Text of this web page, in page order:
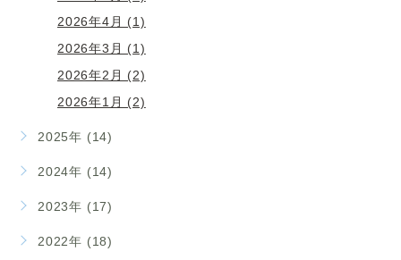
2026年4月 (1)
2026年3月 (1)
2026年2月 (2)
2026年1月 (2)
2025年 (14)
2024年 (14)
2023年 (17)
2022年 (18)